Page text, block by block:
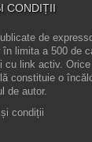
CONDIȚII
de
în limita a 500 de
cu link activ.
constituie o
de autor.
condiții